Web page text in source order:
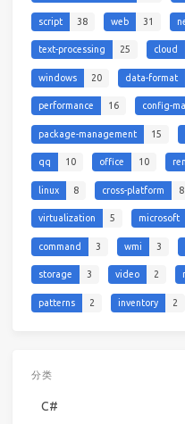
script 38 web 31
text-processing 25 cloud
windows 20 data-format
performance 16 config-
package-management 15
qq 10 office 10
linux 8 cross-platform 8
virtualization 5 microsoft
command 3 wmi 3
storage 3 video 2
patterns 2 inventory 2
分类
C#